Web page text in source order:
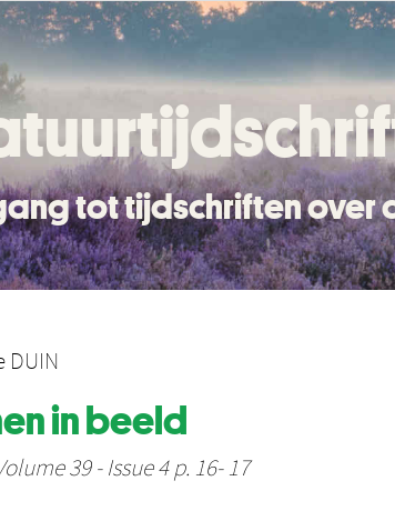
tot tijdschriften over
DUIN
in beeld
39 - Issue 4 p. 16- 17